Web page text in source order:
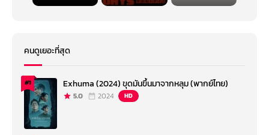
คนดูเยอะที่สุด
#1 Exhuma (2024) ขุดมันขึ้นมาจากหลุม (พากย์ไทย)
5.0 2024 HD